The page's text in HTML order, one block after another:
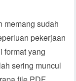
memang sudah
pekerjaan
format yang
sering muncul